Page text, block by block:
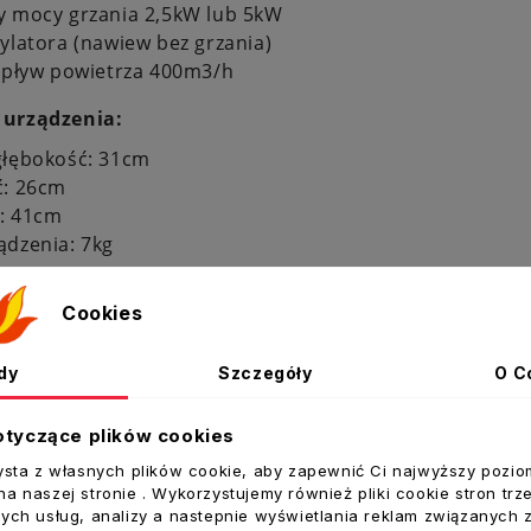
mocy grzania 2,5kW lub 5kW
(nawiew bez grzania)
powietrza 400m3/h
31cm
26cm
41cm
7kg
kartonu / opakowania:
32cm
27cm
46cm
IP 44
termiczny: automatyczny z resetem manualnym
Cookies
Szczegóły O
plików cookies
z własnych plików cookie, aby zapewnić Ci najwyższy
naszej stronie . Wykorzystujemy również pliki cookie stron
usług, analizy a nastepnie wyświetlania reklam związanych